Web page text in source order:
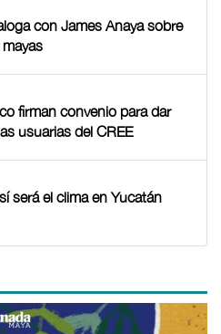
con James Anaya sobre
firman convenio para dar
usuarias del CREE
será el clima en Yucatán